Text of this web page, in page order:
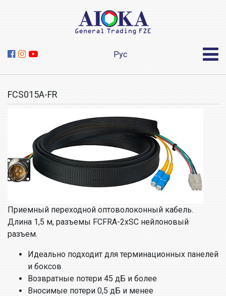
Рус
FCS015A-FR
Приемный переходной оптоволоконный кабель.
Длина 1,5 м, разъемы FCFRA-2xSC нейлоновый
разъем.
Идеально подходит для терминационных панелей
и боксов
Возвратные потери 45 дБ и более
Вносимые потери 0,5 дБ и менее